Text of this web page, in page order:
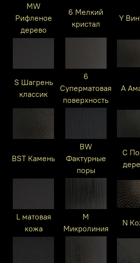
MW
Рифленое
дерево
6 Мелкий
кристал
Y
S Шагрень
классик
6
Суперматовая
поверхность
A
BST Камень
BW
Фактурные
поры
C
L матовая
кожа
M
Микролиния
N